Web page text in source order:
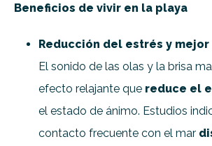
Beneficios de vivir en la playa
Reducción del estrés y
El sonido de las olas y la brisa
efecto relajante que reduce el
el estado de ánimo. Estudios
contacto frecuente con el mar